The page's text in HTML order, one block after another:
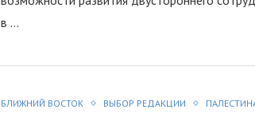
в …
БЛИЖНИЙ ВОСТОК ВЫБОР РЕДАКЦИИ